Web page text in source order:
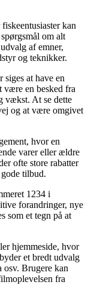
kan
om alt
af emner,
og teknikker.
siges at have en
være en besked fra
vækst. At se dette
og at være omgivet
hvor en
varer eller ældre
ofte store rabatter
tilbud.
1234 i
forandringer, nye
som et tegn på at
hjemmeside, hvor
et bredt udvalg
osv. Brugere kan
fra